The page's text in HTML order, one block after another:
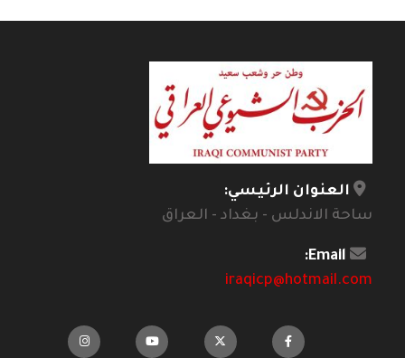
العنوان الرئيسي:
ساحة الاندلس - بغداد - العراق
Email:
iraqicp@hotmail.com